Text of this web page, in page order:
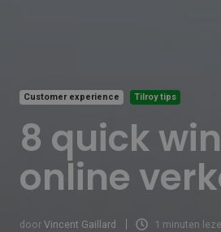
Customer experience Tilroy tips
8 quick
online
door Vincent Gaillard 1 minuten